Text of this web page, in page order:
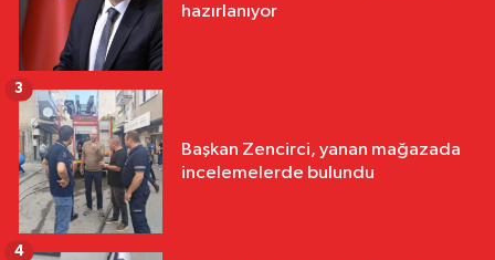
hazırlanıyor
Başkan Zencirci, yanan mağazada
incelemelerde bulundu
3
4